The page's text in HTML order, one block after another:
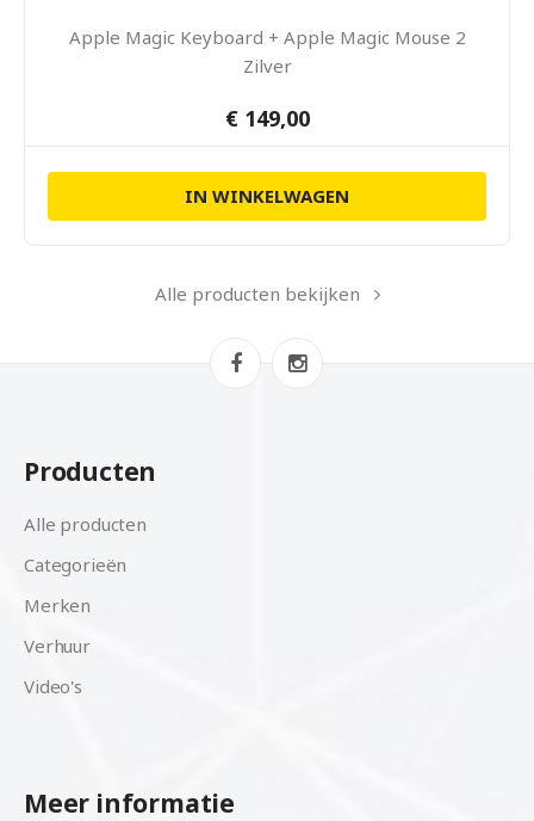
Apple Magic Keyboard + Apple Magic Mouse 2
Zilver
€ 149,00
IN WINKELWAGEN
Alle producten bekijken
Producten
Alle producten
Categorieën
Merken
Verhuur
Video's
Meer informatie